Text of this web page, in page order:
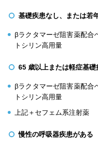
基礎疾患なし、または若
βラクタマーゼ阻害薬配合
トシリン高用量
65 歳以上または軽症基礎
βラクタマーゼ阻害薬配合
トシリン高用量
上記＋セフェム系注射薬
慢性の呼吸器疾患がある